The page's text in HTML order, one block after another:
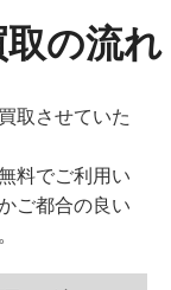
の流れ
取させていた
料でご利用い
ご都合の良い